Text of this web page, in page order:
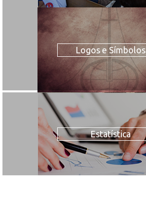
Logos e Símbolos
Estatística